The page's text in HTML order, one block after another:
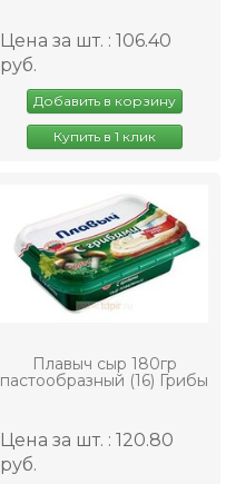
Цена за шт. : 106.40
руб.
Добавить в корзину
Купить в 1 клик
Плавыч сыр 180гр
пастообразный (16) Грибы
Цена за шт. : 120.80
руб.